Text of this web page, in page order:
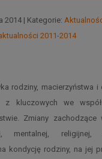
2014 | Kategorie:
2011-2014
rodziny, macierzyństwa i
z kluczowych we
Zmiany zachodzące
mentalnej, religijnej,
kondycję rodziny, na jej